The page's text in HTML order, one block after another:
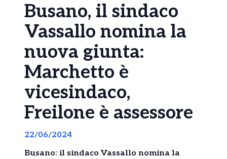
Busano, il sindaco
Vassallo nomina la
nuova giunta:
Marchetto è
vicesindaco,
Freilone è assessore
22/06/2024
Busano: il sindaco Vassallo nomina la